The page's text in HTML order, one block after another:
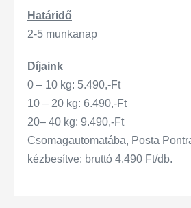
Határidő
2-5 munkanap
Díjaink
0 – 10 kg: 5.490,-Ft
10 – 20 kg: 6.490,-Ft
20– 40 kg: 9.490,-Ft
Csomagautomatába, Posta
kézbesítve: bruttó 4.490 Ft/db.